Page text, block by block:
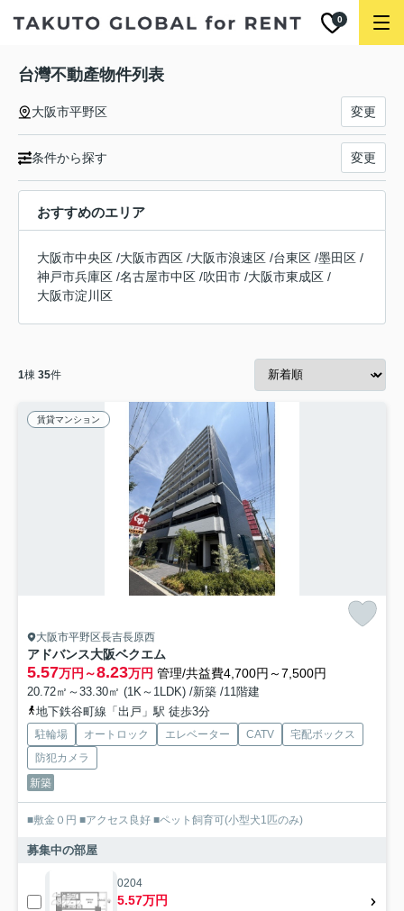
0
台灣不動產物件列表
大阪市平野区 変更
条件から探す 変更
おすすめのエリア
大阪市中央区 /大阪市西区 /大阪市浪速区 /台東区 /墨田区 /
神戸市兵庫区 /名古屋市中区 /吹田市 /大阪市東成区 /
大阪市淀川区
1棟 35件
賃貸マンション
大阪市平野区長吉長原西
アドバンス大阪ベクエム
5.57万円～8.23万円 管理/共益費4,700円～7,500円
20.72㎡～33.30㎡ (1K～1LDK) /新築 /11階建
地下鉄谷町線「出戸」駅 徒歩3分
駐輪場 オートロック エレベーター CATV
宅配ボックス
防犯カメラ
新築
■敷金０円 ■アクセス良好 ■ペット飼育可(小型犬1匹のみ)
募集中の部屋
0204
5.57万円